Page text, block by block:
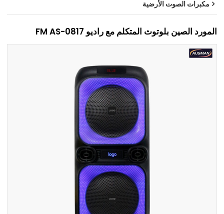
مكبرات الصوت الأرضية
المورد الصين بلوتوث المتكلم مع راديو FM AS-0817